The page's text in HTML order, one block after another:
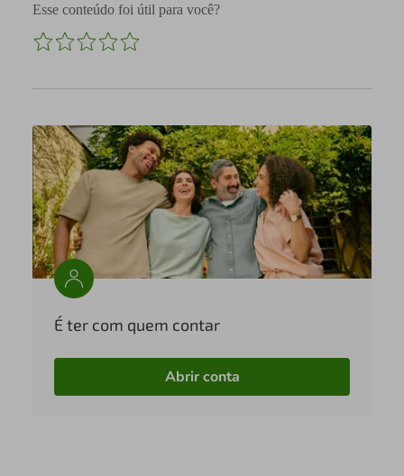
Esse conteúdo foi útil para você?
É ter com quem contar
Abrir conta